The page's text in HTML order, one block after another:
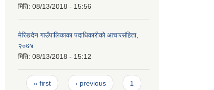
मिति: 08/13/2018 - 15:56
मेरिङदेन गाउँपालिकाका पदाधिकारीको आचारसंहिता,
२०७४
मिति: 08/13/2018 - 15:12
Pages
« first ‹ previous 1